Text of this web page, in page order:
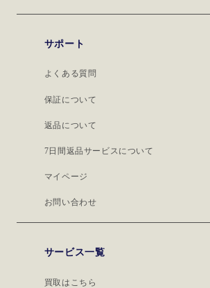
サポート
よくある質問
保証について
返品について
7日間返品サービスについて
マイページ
お問い合わせ
サービス一覧
買取はこちら